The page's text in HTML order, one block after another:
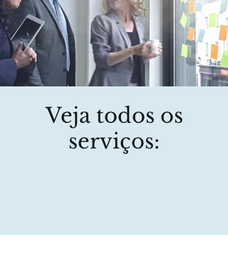
Veja todos os
serviços: